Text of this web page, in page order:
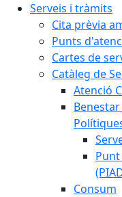
Serveis i tràmits
Cita prèvia
Punts
Cartes de
Catàleg de
Atenció
Consum